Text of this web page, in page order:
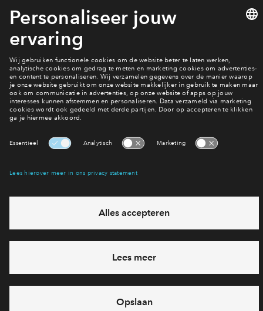
Weten wat er allemaal speelt?
Meer nieuws lezen
Interesse? Meld je dan snel aan
Hiermee blijf je op de hoogte van het belangrijkste nieuws en
eventuele projecten
Ja, ik wil mij aanmelden
Heb je een vraag en wil je direct antwoord? Bel ons op
feestdagen)
vandaag van 09:00 - 18:00 uur
via chat en telefoon